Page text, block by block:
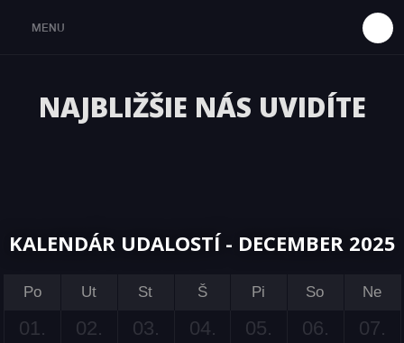
NAJBLIŽŠIE NÁS UVIDÍTE
KALENDÁR UDALOSTÍ - DECEMBER 2025
Po Ut St Š Pi So Ne
01. 02. 03. 04. 05. 06.
07.
MENU